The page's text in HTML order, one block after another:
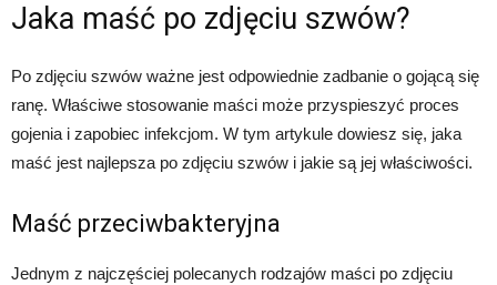
Jaka maść po zdjęciu szwów?
Po zdjęciu szwów ważne jest odpowiednie zadbanie o gojącą się
ranę. Właściwe stosowanie maści może przyspieszyć proces
gojenia i zapobiec infekcjom. W tym artykule dowiesz się, jaka
maść jest najlepsza po zdjęciu szwów i jakie są jej właściwości.
Maść przeciwbakteryjna
Jednym z najczęściej polecanych rodzajów maści po zdjęciu